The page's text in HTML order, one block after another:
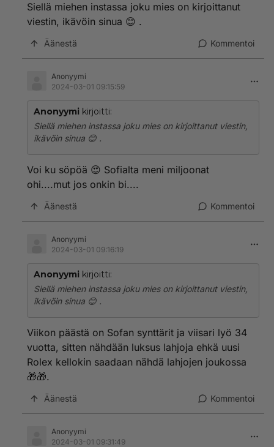
Siellä miehen instassa joku mies on kirjoittanut
viestin, ikävöin sinua 😊 .
Äänestä Kommentoi
Anonyymi
2024-03-01 09:15:59
Anonyymi kirjoitti:
Siellä miehen instassa joku mies on kirjoittanut viestin,
ikävöin sinua 😊 .
Voi ku söpöä 😍 Sofialta meni miljoonat
ohi....mut jos onkin bi....
Äänestä Kommentoi
Anonyymi
2024-03-01 09:16:19
Anonyymi kirjoitti:
Siellä miehen instassa joku mies on kirjoittanut viestin,
ikävöin sinua 😊 .
Viikon päästä on Sofan synttärit ja viisari lyö 34
vuotta, sitten nähdään luksus lahjoja ehkä uusi
Rolex kellokin saadaan nähdä lahjojen joukossa
🎁🎁.
Äänestä Kommentoi
Anonyymi
2024-03-01 09:31:49